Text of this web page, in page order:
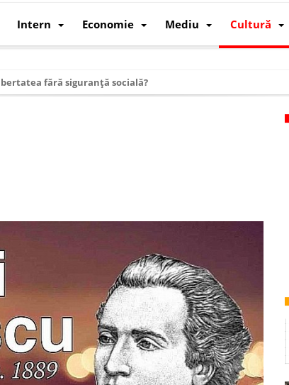
Intern Economie Mediu Cultură
fără siguranță socială?
devenit atelierul lumii și rivalul economic al SUA
Ce ne așteaptă? – O analiză structurală a
ca țară
a înlocui Nvidia